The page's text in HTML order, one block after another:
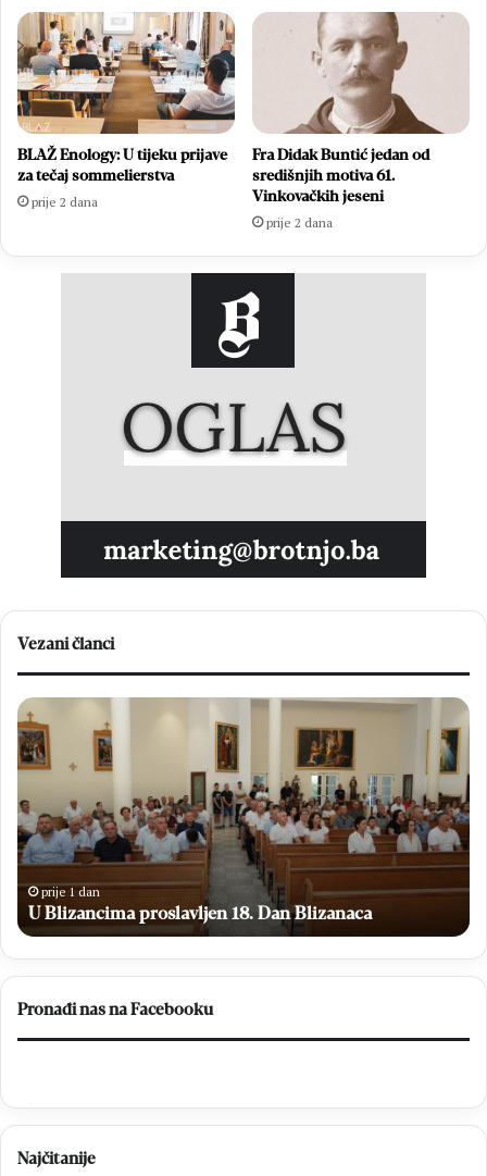
BLAŽ Enology: U tijeku prijave
za tečaj sommelierstva
prije 2 dana
Fra Didak Buntić jedan od
središnjih motiva 61.
Vinkovačkih jeseni
prije 2 dana
Vezani članci
U
Blizancima
proslavljen
18.
Dan
Blizanaca
prije 1 dan
U Blizancima proslavljen 18. Dan Blizanaca
se
od
Pronađi nas na Facebooku
Najčitanije